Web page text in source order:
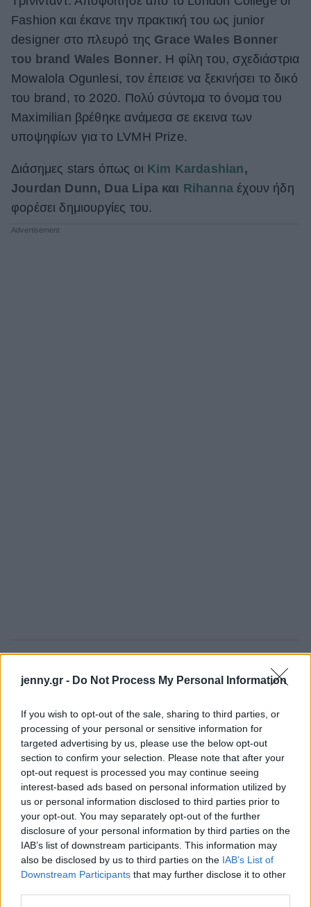
jenny.gr - Do Not Process My Personal Information
If you wish to opt-out of the sale, sharing to third parties, or
processing of your personal or sensitive information for
targeted advertising by us, please use the below opt-out
section to confirm your selection. Please note that after your
opt-out request is processed you may continue seeing
interest-based ads based on personal information utilized by
us or personal information disclosed to third parties prior to
your opt-out. You may separately opt-out of the further
disclosure of your personal information by third parties on the
IAB’s list of downstream participants. This information may
also be disclosed by us to third parties on the IAB’s List of
Downstream Participants that may further disclose it to other
Fashion και έκανε την πρακτική του ως junior
designer στο πλευρό της Grace Wales Bonner
του brand Wales Bonner. Η φίλη του, σχεδιάστρια
Mowalola Ogunlesi, τον έπεισε να ξεκινήσει το δικό
του brand, το 2020. Πολύ σύντομα το όνομα του
Maximilian βρέθηκε ανάμεσα σε εκεινα των
υποψηφίων για το LVMH Prize.
Διάσημες stars όπως οι Kim Kardashian,
Jourdan Dunn, Dua Lipa και Rihanna έχουν ήδη
φορέσει δημιουργίες του.
ενθουσιασμένος για τη νέα του θέση και έτοιμος να
εβδομάδα: "Είναι βαθύτατη η τιμή να μπω στην
ομάδα Ferragamo και είμαι ευγνώμων για την
ευκαιρία να χτίσω πάνω στην πλούσια και
σπουδαία κληρονομία του οίκου. Ο Ferragamo
εκπροσωπεί την αφοσίωση στη διαχρονική γοητεία
και τη σοφιστικέ κομψότητα που βρίσκω εξαιρετικά
συναρπαστική. Ανυπομονώ να φέρω το όραμά
μου".